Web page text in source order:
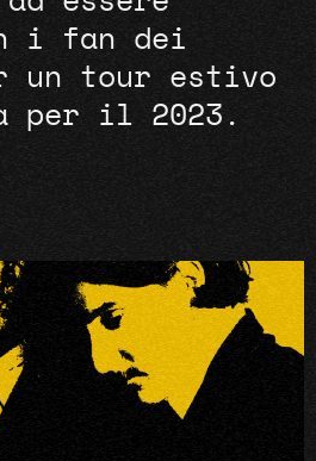
i fan dei
un tour estivo
per il 2023.